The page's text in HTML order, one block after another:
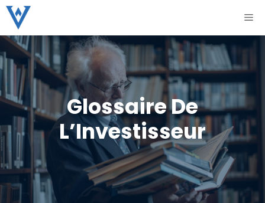
Aller
contenu
Glossaire De
L’Investisseur